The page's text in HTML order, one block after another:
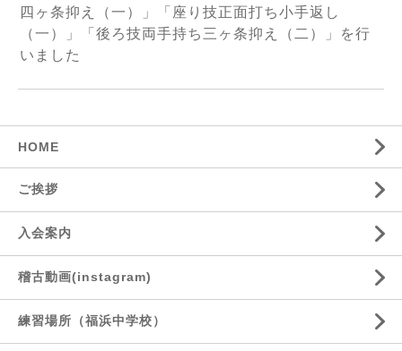
四ヶ条抑え（一）」「座り技正面打ち小手返し
（一）」「後ろ技両手持ち三ヶ条抑え（二）」を行
いました
HOME
ご挨拶
入会案内
稽古動画(instagram)
練習場所（福浜中学校）